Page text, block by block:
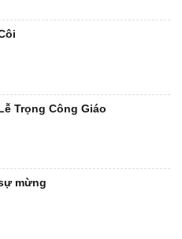
Trọng Công Giáo
mừng